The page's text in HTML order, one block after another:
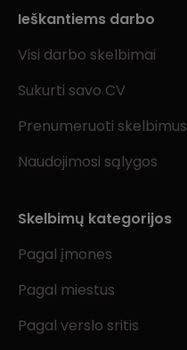
Ieškantiems darbo
Visi darbo skelbimai
Sukurti savo CV
Prenumeruoti skelbimus
Naudojimosi sąlygos
Skelbimų kategorijos
Pagal įmones
Pagal miestus
Pagal verslo sritis